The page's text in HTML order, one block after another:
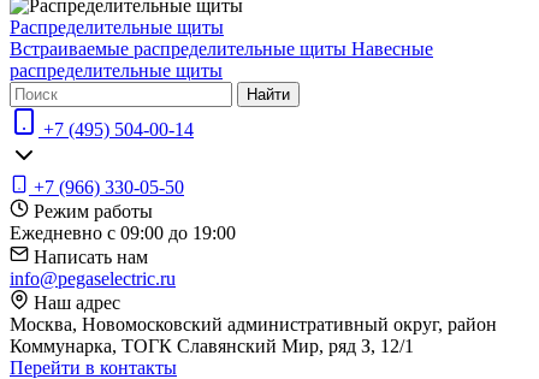
Распределительные щиты
Встраиваемые распределительные щиты Навесные
распределительные щиты
Найти
+7 (495) 504-00-14
+7 (966) 330-05-50
Режим работы
Ежедневно с 09:00 до 19:00
Написать нам
info@pegaselectric.ru
Наш адрес
Москва, Новомосковский административный округ, район
Коммунарка, ТОГК Славянский Мир, ряд З, 12/1
Перейти в контакты